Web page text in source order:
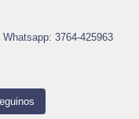
3764-425963